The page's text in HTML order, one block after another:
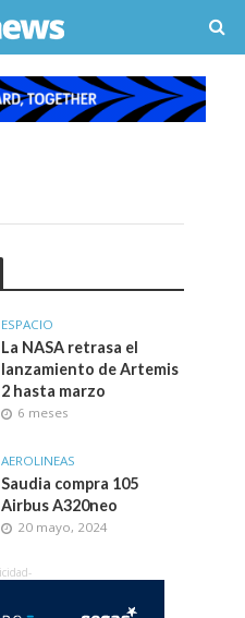
ESPACIO
La NASA retrasa el
lanzamiento de Artemis
2 hasta marzo
6 meses
AEROLINEAS
Saudia compra 105
Airbus A320neo
20 mayo, 2024